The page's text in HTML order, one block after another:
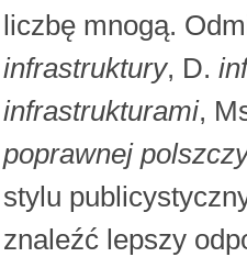
liczbę mnogą.
infrastruktury, D.
infrastrukturami,
poprawnej
stylu
znaleźć lepszy